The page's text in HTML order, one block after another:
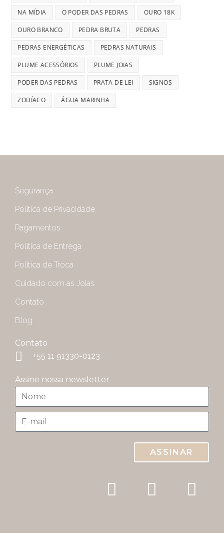
NA MÍDIA O PODER DAS PEDRAS OURO 18K
OURO BRANCO PEDRA BRUTA PEDRAS
PEDRAS ENERGÉTICAS PEDRAS NATURAIS
PLUME ACESSÓRIOS PLUME JOIAS
PODER DAS PEDRAS PRATA DE LEI SIGNOS
ZODÍACO ÁGUA MARINHA
Segurança
Política de Privacidade
Pagamentos
Política de Entrega
Política de Troca
Cuidado com as Joias
Contato
Blog
Contato
+55 11 91330-0123
Assine nossa newsletter
ASSINAR